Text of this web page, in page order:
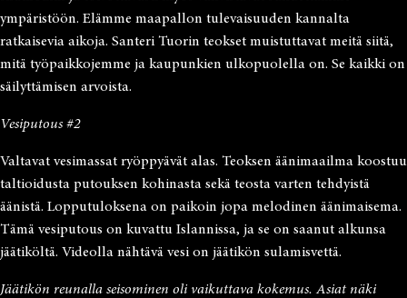
ympäristöön. Elämme maapallon tulevaisuuden kannalta
ratkaisevia aikoja. Santeri Tuorin teokset muistuttavat meitä siitä,
mitä työpaikkojemme ja kaupunkien ulkopuolella on. Se kaikki on
säilyttämisen arvoista.
Vesiputous #2
Valtavat vesimassat ryöppyävät alas. Teoksen äänimaailma koostuu
taltioidusta putouksen kohinasta sekä teosta varten tehdyistä
äänistä. Lopputuloksena on paikoin jopa melodinen äänimaisema.
Tämä vesiputous on kuvattu Islannissa, ja se on saanut alkunsa
jäätiköltä. Videolla nähtävä vesi on jäätikön sulamisvettä.
Jäätikön reunalla seisominen oli vaikuttava kokemus. Asiat näki